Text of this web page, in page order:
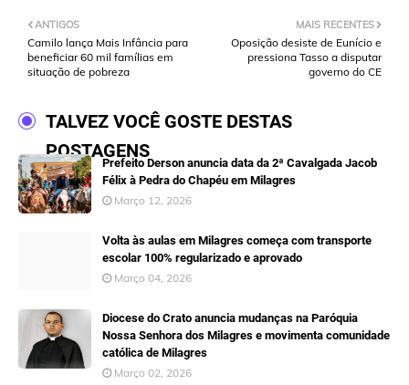
MAIS RECENTES
Oposição desiste de Eunício e
pressiona Tasso a disputar
governo do CE
ANTIGOS
Camilo lança Mais Infância para
beneficiar 60 mil famílias em
situação de pobreza
TALVEZ VOCÊ GOSTE DESTAS
POSTAGENS
Prefeito Derson anuncia data da 2ª Cavalgada Jacob
Félix à Pedra do Chapéu em Milagres
Março 12, 2026
Volta às aulas em Milagres começa com transporte
escolar 100% regularizado e aprovado
Março 04, 2026
Diocese do Crato anuncia mudanças na Paróquia
Nossa Senhora dos Milagres e movimenta comunidade
católica de Milagres
Março 02, 2026